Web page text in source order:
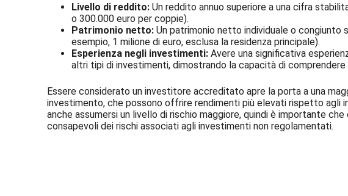
Livello di reddito:Un reddito annuo superiore a una cifra
o 300.000 euro per coppie).
Patrimonio netto: Un patrimonio netto individuale o congiunto
esempio, 1 milione di euro, esclusa la residenza principale).
Esperienza negli investimenti:Avere una significativa
altri tipi di investimenti, dimostrando la capacità di comprendere
Essere considerato un investitore accreditato apre la porta a una
investimento, che possono offrire rendimenti più elevati rispetto agli
anche assumersi un livello di rischio maggiore, quindi è importante
consapevoli dei rischi associati agli investimenti non regolamentati.